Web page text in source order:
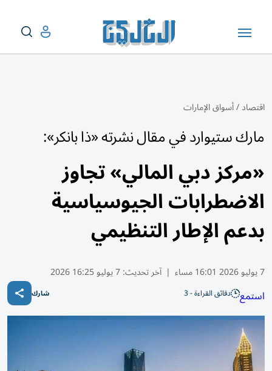
اقتصاد/أسواق الإمارات
مارك ستيوارد في مقال نشرته «ذا بانكر»:
«مركز دبي المالي» تجاوز
الاضطرابات الجيوسياسية
بدعم الإطار التنظيمي
7 يوليو 2026 16:01 مساء | آخر تحديث:7 يوليو 16:25 2026
استمع دقائق القراءة - 3 شارك